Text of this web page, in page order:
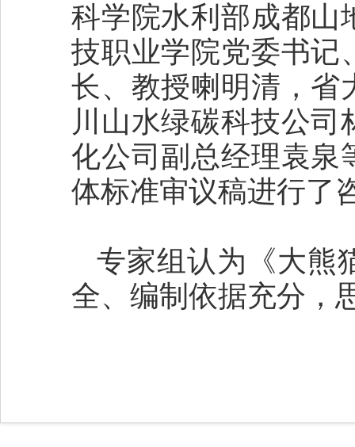
科学院水利部成都山
技职业学院党委书记
长、教授喇明清，省
川山水绿碳科技公
化公司副总经理袁泉
体标准审议稿进行了
专家组认为《大熊
全、编制依据充分，